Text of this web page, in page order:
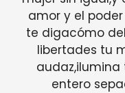
amor y el
te digacómo
libertades tu
entero